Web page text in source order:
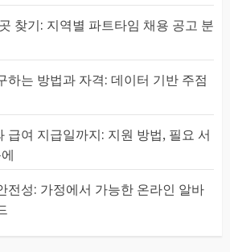
찾기: 지역별 파트타임 채용 공고 분
하는 방법과 자격: 데이터 기반 주점
급여 지급일까지: 지원 방법, 필요 서
전성: 가정에서 가능한 온라인 알바